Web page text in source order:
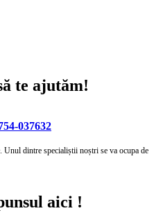
te ajutăm!
037632
Unul dintre specialiștii noștri se va ocupa de
aici !